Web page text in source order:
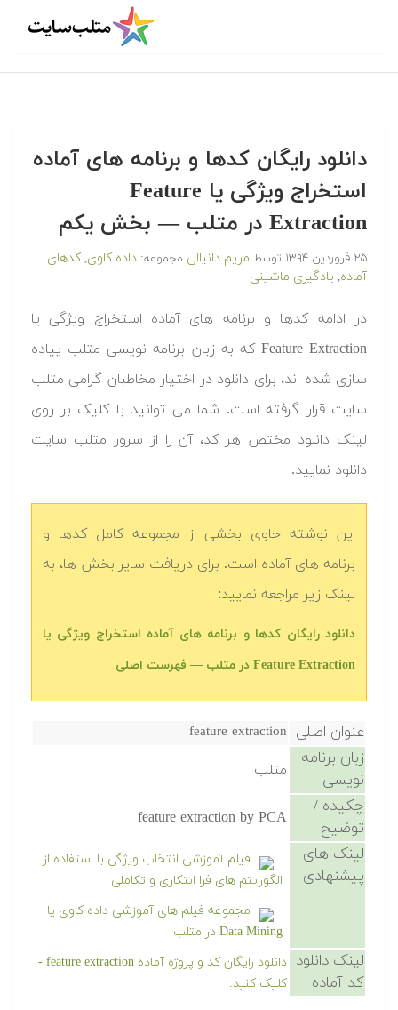
دانلود رایگان کدها و برنامه های آماده
استخراج ویژگی یا Feature
Extraction در متلب‬‬ — بخش یکم
۲۵ فروردین ۱۳۹۴ توسط مریم دانیالی مجموعه: داده کاوی,کدهای
آماده, یادگیری ماشینی
‫در ادامه کدها و برنامه های آماده استخراج ویژگی یا
Feature Extraction که به زبان برنامه نویسی متلب پیاده
سازی شده اند، برای دانلود در اختیار مخاطبان گرامی متلب
سایت قرار گرفته است. شما می توانید با کلیک بر روی
لینک دانلود مختص هر کد، آن را از سرور متلب سایت
دانلود نمایید.‬
این نوشته حاوی بخشی از مجموعه کامل کدها و
برنامه های آماده است. برای دریافت سایر بخش ها، به
لینک زیر مراجعه نمایید:
دانلود رایگان کدها و برنامه های آماده استخراج ویژگی یا
Feature Extraction در متلب‬‬ — فهرست اصلی
عنوان اصلی feature extraction
زبان برنامه
نویسی
متلب
چکیده /
توضیح
feature extraction by PCA
لینک های
پیشنهادی
فیلم آموزشی انتخاب ویژگی با استفاده از
الگوریتم های فرا ابتکاری و تکاملی
مجموعه فیلم های آموزشی داده کاوی یا
Data Mining در متلب
لینک دانلود
کد آماده
دانلود رایگان کد و پروژه آماده feature extraction -
کلیک کنید.